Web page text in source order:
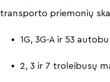
transporto priemonių
1G, 3G-A ir 53
2, 3 ir 7 troleibusų